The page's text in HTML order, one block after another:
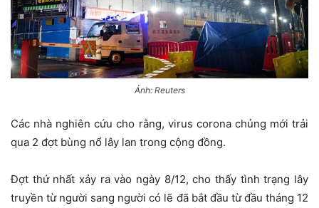
Ảnh: Reuters
Các nhà nghiên cứu cho rằng, virus corona chủng mới trải
qua 2 đợt bùng nổ lây lan trong cộng đồng.
Đợt thứ nhất xảy ra vào ngày 8/12, cho thấy tình trạng lây
truyền từ người sang người có lẽ đã bắt đầu từ đầu tháng 12